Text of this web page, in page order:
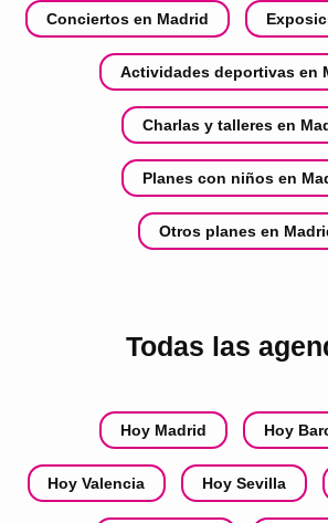
Conciertos en Madrid
Actividades deportivas en
Charlas y talleres en
Planes con niños en
Otros planes en
Todas las
Hoy Madrid Hoy
Hoy Valencia Hoy Sevilla